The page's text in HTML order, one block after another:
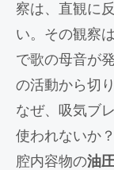
察は、直観に
い。その観察
で歌の母音が
の活動から切
なぜ、吸気ブ
使われないか
腔内容物の油